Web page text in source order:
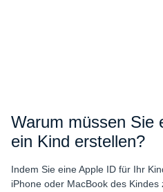
Warum müssen Sie
ein Kind erstellen?
Indem Sie eine Apple ID für Ihr
iPhone oder MacBook des